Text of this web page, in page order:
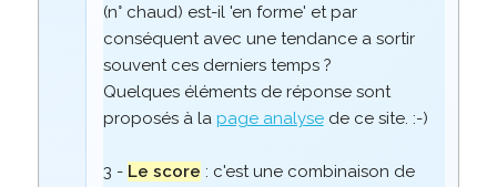
(n° chaud) est-il 'en forme' et par
conséquent avec une tendance a sortir
souvent ces derniers temps ?
Quelques éléments de réponse sont
proposés à la page analysede ce site. :-)
3 - Le score : c'est une combinaison de